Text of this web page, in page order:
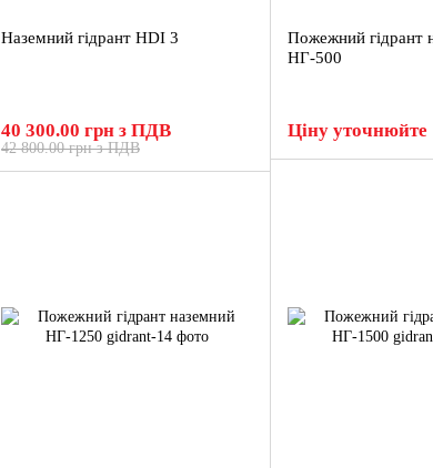
Наземний гідрант HDI 3
42 800.00 грн з ПДВ
40 300.00 грн з ПДВ
Пожежний гідрант
НГ-500
Ціну уточнюйте